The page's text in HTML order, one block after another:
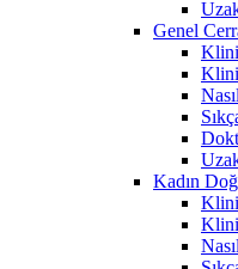
Genel
Kadın